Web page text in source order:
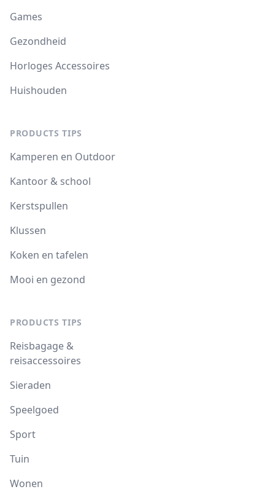
Games
Gezondheid
Horloges Accessoires
Huishouden
PRODUCTS TIPS
Kamperen en Outdoor
Kantoor & school
Kerstspullen
Klussen
Koken en tafelen
Mooi en gezond
PRODUCTS TIPS
Reisbagage &
reisaccessoires
Sieraden
Speelgoed
Sport
Tuin
Wonen